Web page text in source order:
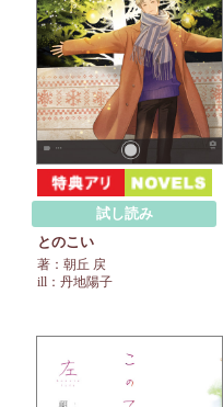
試し読み
とのこい
著：朝丘 戻
ill：丹地陽子